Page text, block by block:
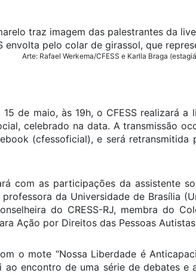
Arte: Rafael Werkema/CFESS e Karlla Braga
de maio, às 19h, o CFESS realizará
celebrado na data. A transmissão
(cfessoficial), e será retransmitida
com as participações da assistente
da Universidade de Brasília
do CRESS-RJ, membra do
Ação por Direitos das Pessoas Autistas
o mote “Nossa Liberdade é
encontro de uma série de debates e